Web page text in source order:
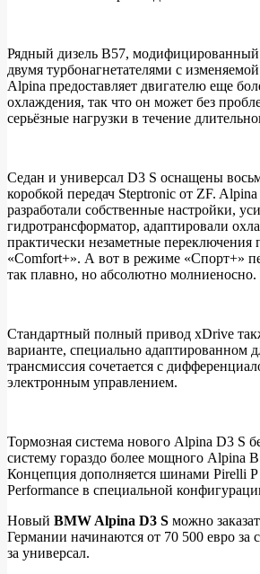
Рядный дизель B57,
двумя турбонагнетателями с
Alpina предоставляет двигателю еще
охлаждения, так что он может без
серьёзные нагрузки в течение
Седан и универсал D3 S оснащены
коробкой передач Steptronic от ZF.
разработали собственные настройки,
гидротрансформатор, адаптировали
практически незаметные переключения
«Comfort+». А вот в режиме «Спорт+»
так плавно, но абсолютно молниеносно.
Стандартный полный привод xDrive
варианте, специально адаптированном
трансмиссия сочетается с
электронным управлением.
Тормозная система нового Alpina D3 S
систему гораздо более мощного Alpina
Концепция дополняется шинами Pirelli
Performance в специальной
Новый BMW Alpina D3 S можно
Германии начинаются от 70 500 евро за
за универсал.